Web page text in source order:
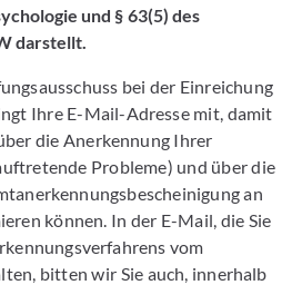
und § 63(5) des
darstellt.
bei der Einreichung
Ihre E-Mail-Adresse mit, damit
die Anerkennung Ihrer
Probleme) und über die
an
können. In der E-Mail, die Sie
vom
bitten wir Sie auch, innerhalb